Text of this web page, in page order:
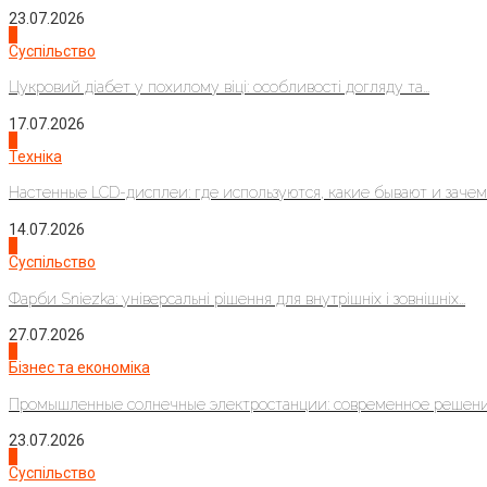
23.07.2026
Суспільство
Цукровий діабет у похилому віці: особливості догляду та...
17.07.2026
Техніка
Настенные LCD-дисплеи: где используются, какие бывают и
14.07.2026
Суспільство
Фарби Sniezka: універсальні рішення для внутрішніх і зовнішніх...
27.07.2026
Бізнес та економіка
Промышленные солнечные электростанции: современное
23.07.2026
Суспільство